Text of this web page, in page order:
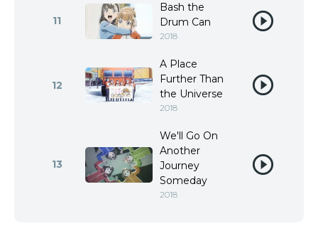
11
Bash the
Drum Can
2018
12
A Place
Further Than
the Universe
2018
13
We'll Go On
Another
Journey
Someday
2018